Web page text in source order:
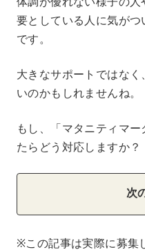
要としている人に気が
です。
大きなサポートではな
いのかもしれませんね。
もし、「マタニティマ
たらどう対応しますか？
次
※この記事は実際に募集